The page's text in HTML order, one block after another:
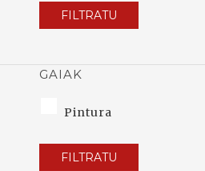
FILTRATU
GAIAK
Pintura
FILTRATU